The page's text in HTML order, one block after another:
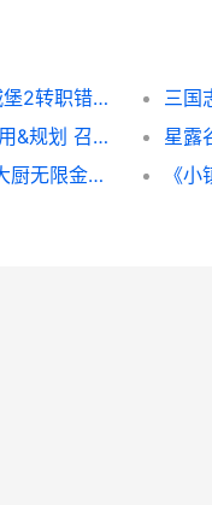
地下城堡2转职道具如何获取 地下城堡2转职错了能改吗
三国
《召唤和合成2》新人策略：资源作用&规划 召唤与合成 知乎
《小镇大厨》无法登陆如何办 小镇大厨无限金币钻石破解版